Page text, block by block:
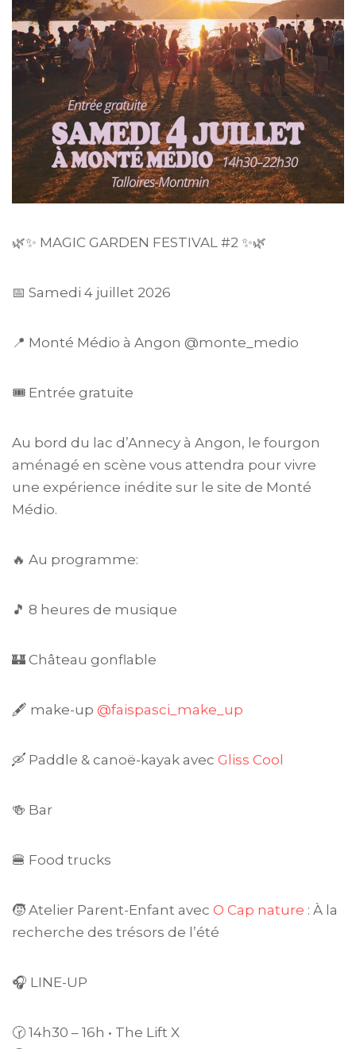
🌿✨ MAGIC GARDEN FESTIVAL #2 ✨🌿
📅 Samedi 4 juillet 2026
📍 Monté Médio à Angon @monte_medio
🎟️ Entrée gratuite
Au bord du lac d’Annecy à Angon, le fourgon
aménagé en scène vous attendra pour vivre
une expérience inédite sur le site de Monté
Médio.
🔥 Au programme:
🎵 8 heures de musique
🏰 Château gonflable
🖋️ make-up @faispasci_make_up
🛶 Paddle & canoë-kayak avec Gliss Cool
🍻 Bar
🍔 Food trucks
🧒 Atelier Parent-Enfant avec O Cap nature : À la
recherche des trésors de l’été
🎧 LINE-UP
🕝 14h30 – 16h • The Lift X